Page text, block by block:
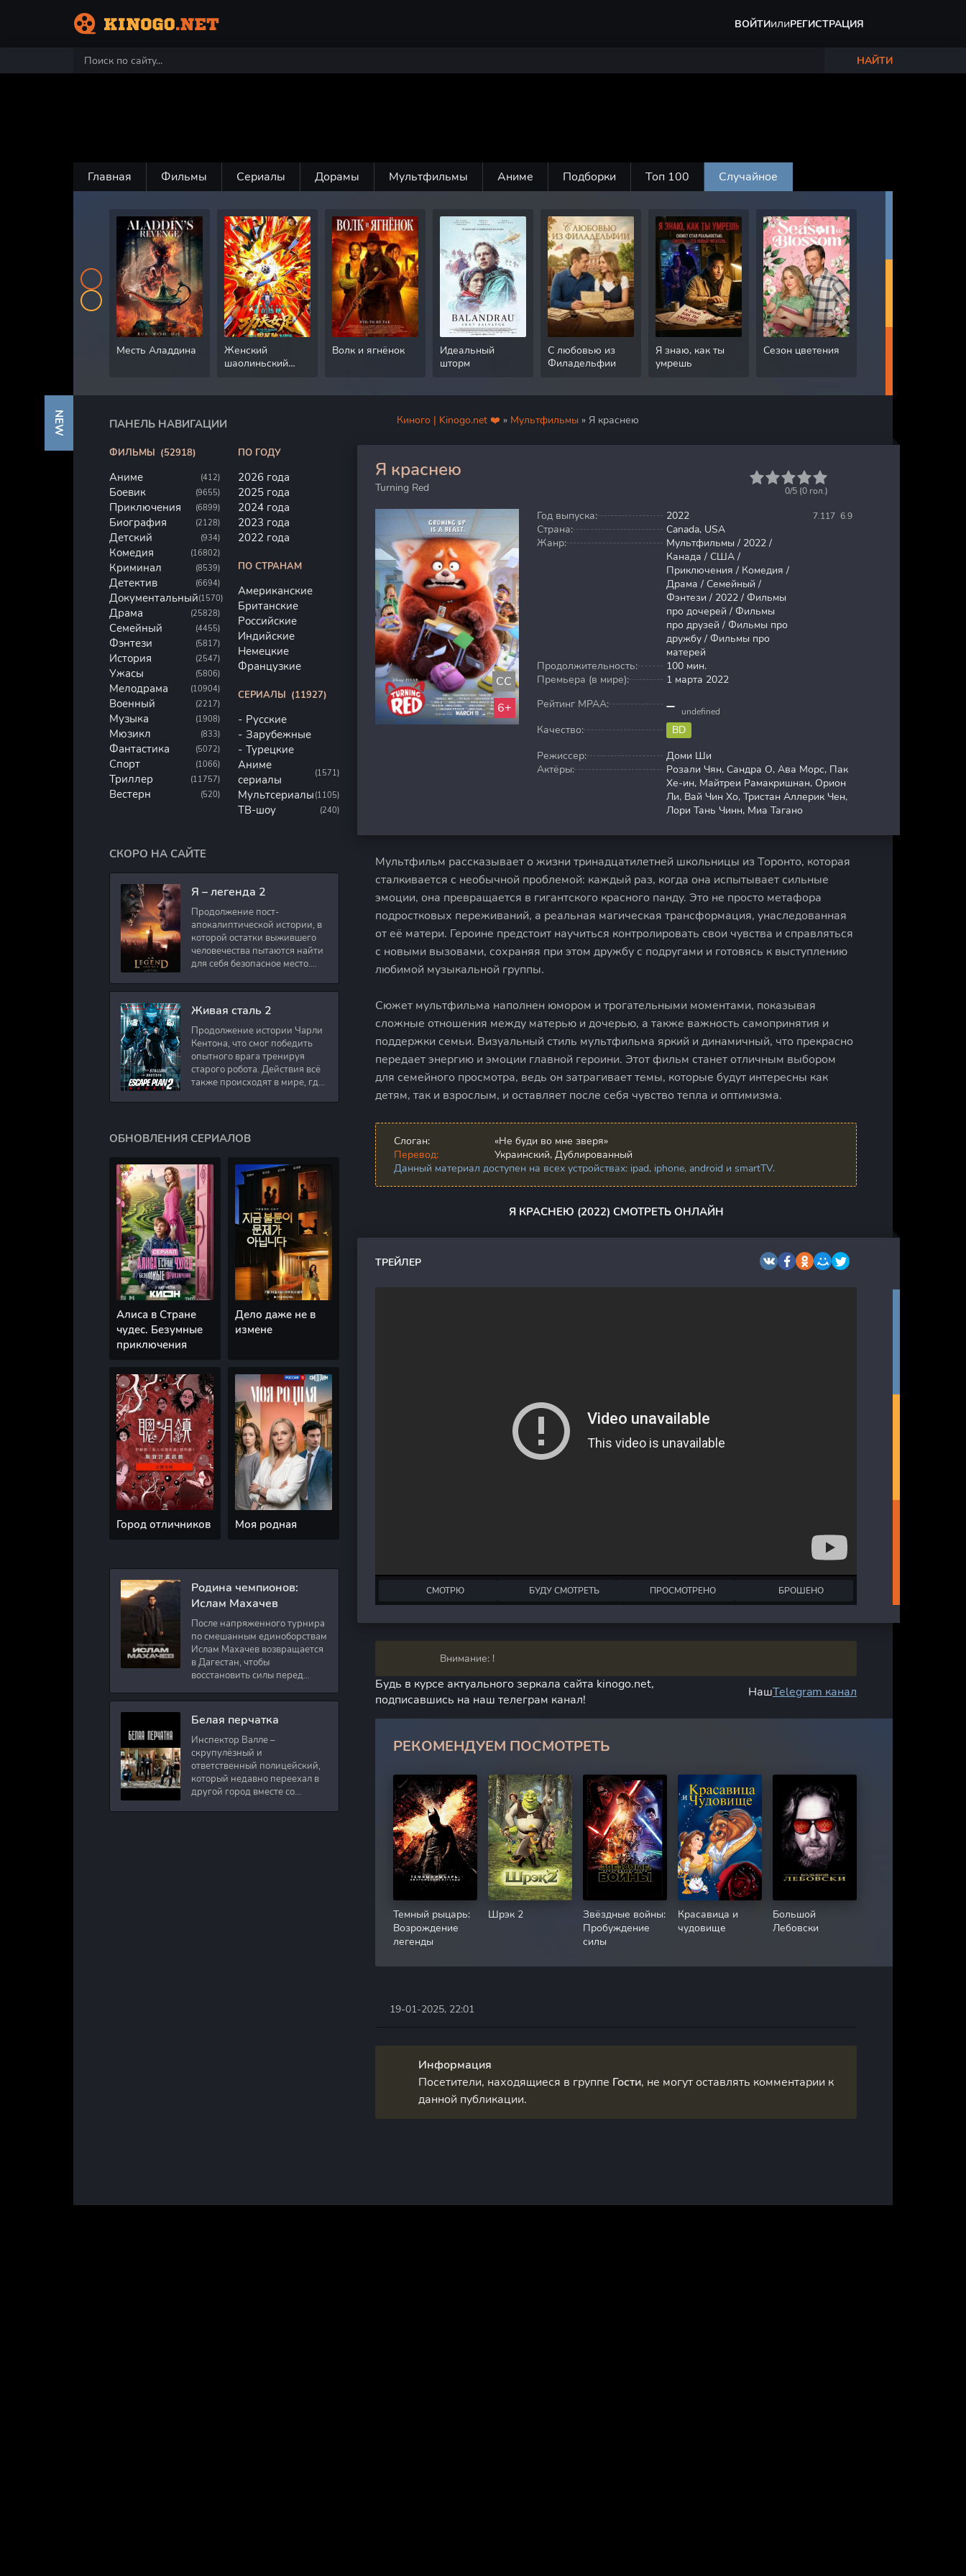
ВОЙТИилиРЕГИСТРАЦИЯ
НАЙТИ
Главная Фильмы Сериалы Дорамы Мультфильмы Аниме Подборки Топ 100 Случайное
Месть Аладдина
Женский
шаолиньский
Волк и ягнёнок
Идеальный
шторм
С любовью из
Филадельфии
Я знаю, как ты
умрешь
Сезон цветения
Киного | Kinogo.net ❤️ » Мультфильмы » Я краснею
Я краснею
Turning Red
7.117 6.9
0/5 (0 гол.)
CC
6+
Год выпуска:
2022
Страна:
Canada, USA
Жанр:
Мультфильмы / 2022 /
Канада / США /
Приключения / Комедия /
Драма / Семейный /
Фэнтези / 2022 / Фильмы
про дочерей / Фильмы
про друзей / Фильмы про
дружбу / Фильмы про
матерей
Продолжительность:
100 мин.
Премьера (в мире):
1 марта 2022
Рейтинг MPAA:
undefined
Качество:
BD
Режиссер:
Доми Ши
Актёры:
Розали Чян, Сандра О, Ава Морс, Пак
Хе-ин, Майтреи Рамакришнан, Орион
Ли, Вай Чин Хо, Тристан Аллерик Чен,
Лори Тань Чинн, Миа Тагано
Мультфильм рассказывает о жизни тринадцатилетней школьницы из Торонто, которая
сталкивается с необычной проблемой: каждый раз, когда она испытывает сильные
эмоции, она превращается в гигантского красного панду. Это не просто метафора
подростковых переживаний, а реальная магическая трансформация, унаследованная
от её матери. Героине предстоит научиться контролировать свои чувства и справляться
с новыми вызовами, сохраняя при этом дружбу с подругами и готовясь к выступлению
любимой музыкальной группы.
Сюжет мультфильма наполнен юмором и трогательными моментами, показывая
сложные отношения между матерью и дочерью, а также важность самопринятия и
поддержки семьи. Визуальный стиль мультфильма яркий и динамичный, что прекрасно
передает энергию и эмоции главной героини. Этот фильм станет отличным выбором
для семейного просмотра, ведь он затрагивает темы, которые будут интересны как
детям, так и взрослым, и оставляет после себя чувство тепла и оптимизма.
Слоган:
«Не буди во мне зверя»
Перевод:
Украинский, Дублированный
Данный материал доступен на всех устройствах: ipad, iphone, android и smartTV.
Я КРАСНЕЮ (2022) СМОТРЕТЬ ОНЛАЙН
ТРЕЙЛЕР
СМОТРЮ БУДУ СМОТРЕТЬ ПРОСМОТРЕНО БРОШЕНО
Внимание: !
Будь в курсе актуального зеркала сайта kinogo.net,
подписавшись на наш телеграм канал!
НашTelegram канал
РЕКОМЕНДУЕМ ПОСМОТРЕТЬ
Темный рыцарь:
Возрождение
легенды
Шрэк 2
Звёздные войны:
Пробуждение
силы
Красавица и
чудовище
Большой
Лебовски
19-01-2025, 22:01
Информация
Посетители, находящиеся в группе Гости, не могут оставлять комментарии к
данной публикации.
ПАНЕЛЬ НАВИГАЦИИ
NEW
ФИЛЬМЫ (52918)
Аниме (412)
Боевик (9655)
Приключения (6899)
Биография (2128)
Детский (934)
Комедия (16802)
Криминал (8539)
Детектив (6694)
Документальный(1570)
Драма (25828)
Семейный (4455)
Фэнтези (5817)
История (2547)
Ужасы (5806)
Мелодрама (10904)
Военный (2217)
Музыка (1908)
Мюзикл (833)
Фантастика (5072)
Спорт (1066)
Триллер (11757)
Вестерн (520)
ПО ГОДУ
2026 года
2025 года
2024 года
2023 года
2022 года
ПО СТРАНАМ
Американские
Британские
Российские
Индийские
Немецкие
Французкие
СЕРИАЛЫ (11927)
Русские
Зарубежные
Турецкие
Аниме
сериалы
(1571)
Мультсериалы (1105)
ТВ-шоу (240)
СКОРО НА САЙТЕ
Я – легенда 2
Продолжение пост-
апокалиптической истории, в
которой остатки выжившего
человечества пытаются найти
для себя безопасное место.
работал в медицинском
Живая сталь 2
Продолжение истории Чарли
Кентона, что смог победить
опытного врага тренируя
старого робота. Действия всё
также происходят в мире, где
ОБНОВЛЕНИЯ СЕРИАЛОВ
Алиса в Стране
чудес. Безумные
приключения
Дело даже не в
измене
Город отличников Моя родная
Родина чемпионов:
Ислам Махачев
После напряженного турнира
по смешанным единоборствам
Ислам Махачев возвращается
в Дагестан, чтобы
восстановить силы перед
Вместе с ним приезжают
оператор и интервьюер,
Белая перчатка
Инспектор Валле –
скрупулёзный и
ответственный полицейский,
который недавно переехал в
другой город вместе со